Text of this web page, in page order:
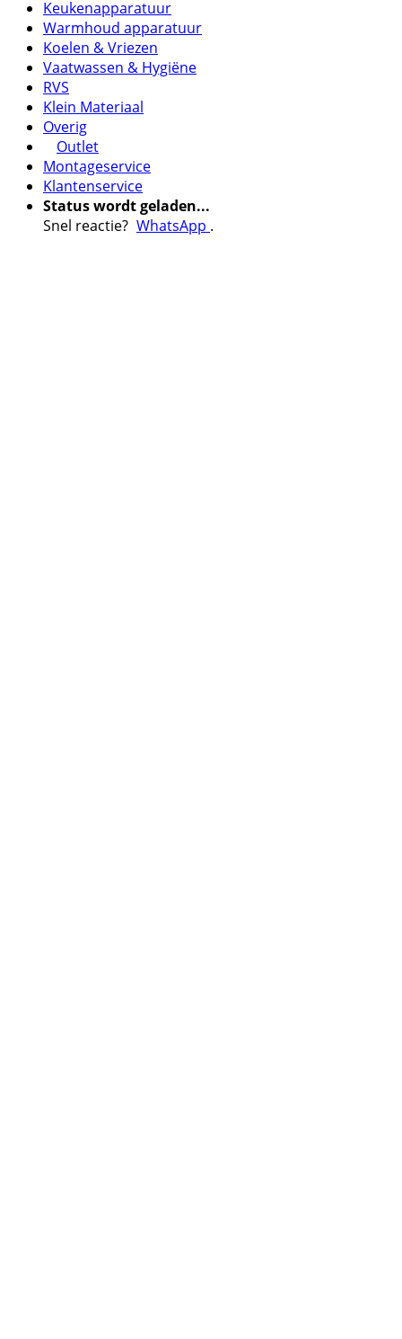
Keukenapparatuur
Warmhoud apparatuur
Koelen & Vriezen
Vaatwassen & Hygiëne
RVS
Klein Materiaal
Overig
Outlet
Montageservice
Klantenservice
Status wordt geladen...
Snel reactie? WhatsApp .